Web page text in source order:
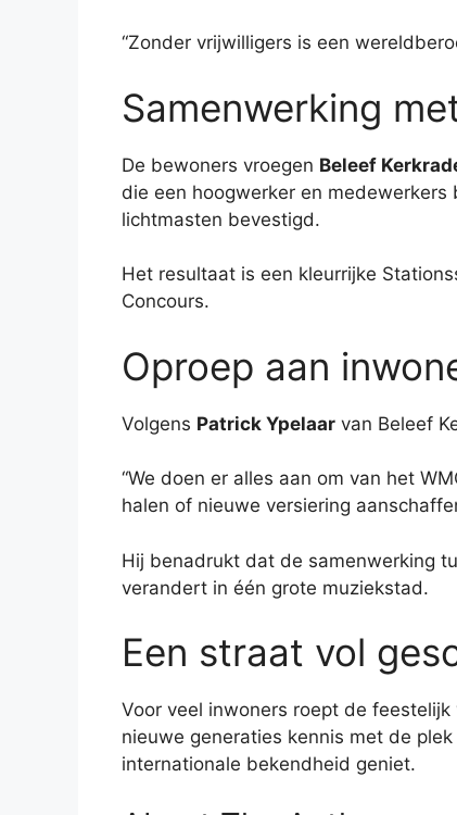
“Zonder vrijwilligers is een
Samenwerking
De bewoners vroegen Beleef
die een hoogwerker en
lichtmasten bevestigd.
Het resultaat is een kleurrijke
Concours.
Oproep aan
Volgens Patrick Ypelaar van Beleef
“We doen er alles aan om van het
halen of nieuwe versiering
Hij benadrukt dat de samenwerking
verandert in één grote muziekstad.
Een straat vol
Voor veel inwoners roept de
nieuwe generaties kennis met de
internationale bekendheid geniet.